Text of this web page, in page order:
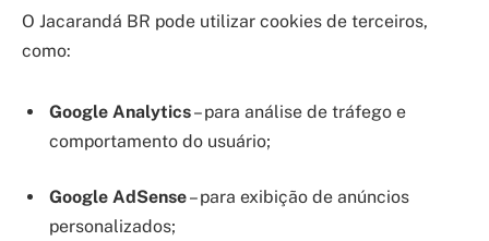
O Jacarandá BR pode utilizar cookies de terceiros,
como:
Google Analytics– para análise de tráfego e
comportamento do usuário;
Google AdSense– para exibição de anúncios
personalizados;